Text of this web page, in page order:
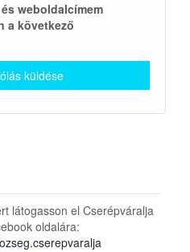
weboldalcímem
a következő
látogasson el Cserépváralja
oldalára: